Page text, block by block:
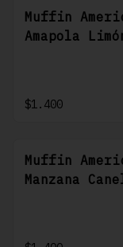
Muffin
Amapola
$1.400
Muffin
Manzana